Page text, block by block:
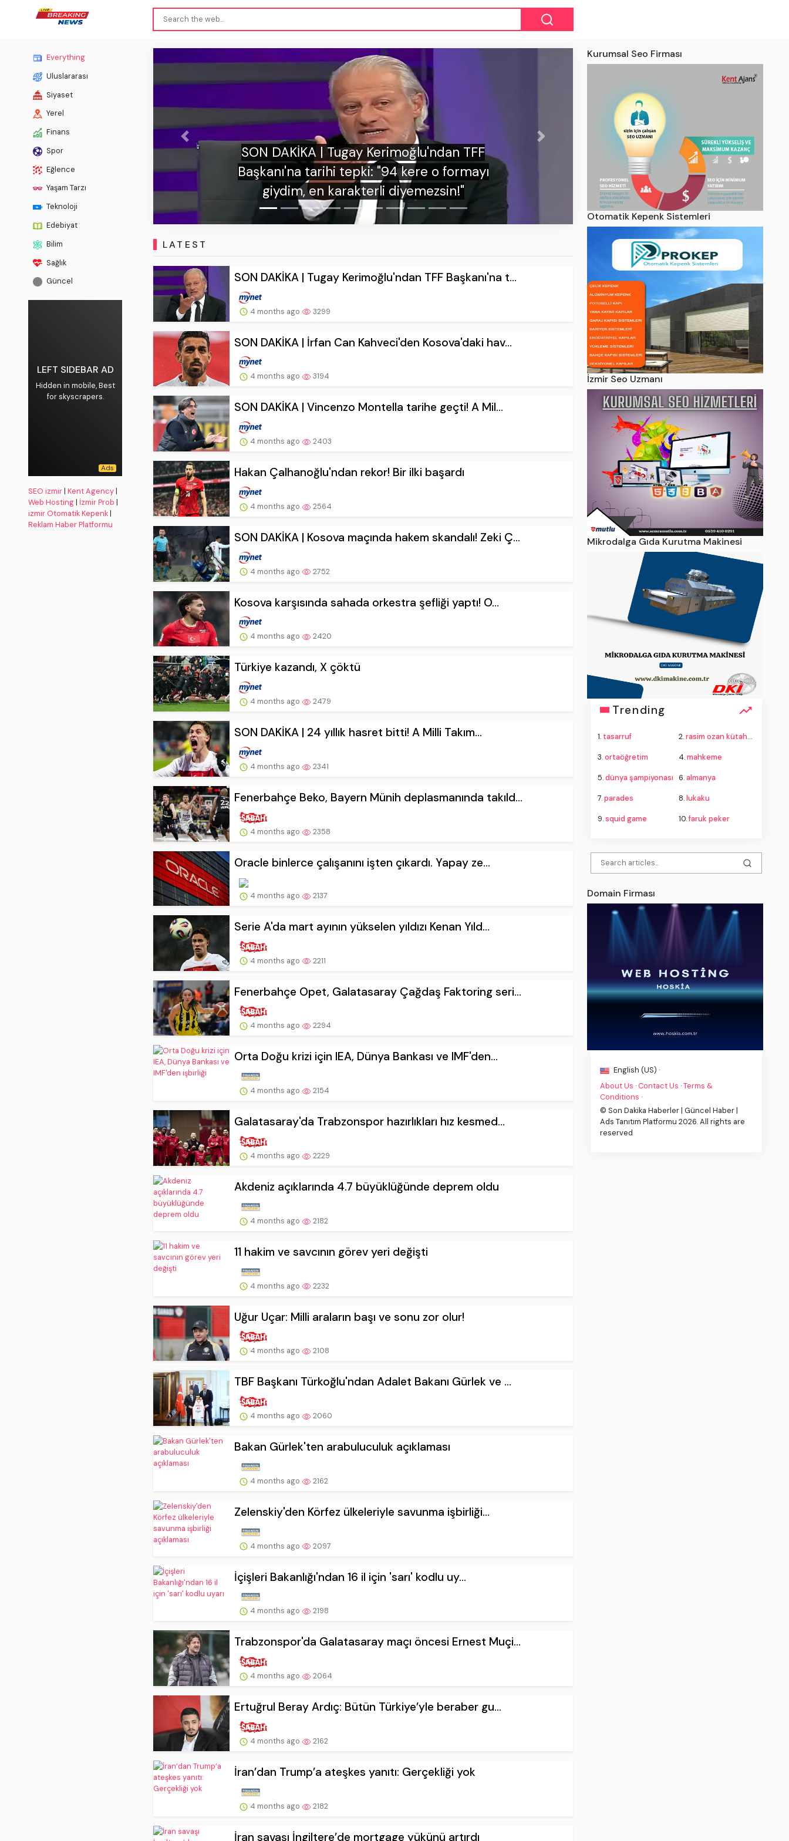
Everything
Uluslararası
Siyaset
Yerel
Finans
Spor
Eğlence
Yaşam Tarzı
Teknoloji
Edebiyat
Bilim
Sağlık
Güncel
LEFT SIDEBAR AD
Hidden in mobile, Best
for skyscrapers.
SEO izmir| Kent Agency|
Web Hosting| İzmir Prob |
izmir Otomatik Kepenk|
Reklam Haber Platformu
TFF
kere o formayı
SON DAKİKA | İrfan Can Kahveci'den Kosova'daki
havai fişekli saldırıya tokat gibi cevap: "Türk
milletini tanıyamadılar!"
Previous Next
LATEST
SON DAKİKA | Tugay Kerimoğlu'ndan TFF Başkanı'na t...
4 months ago 3299
SON DAKİKA | İrfan Can Kahveci'den Kosova'daki hav...
4 months ago 3194
SON DAKİKA | Vincenzo Montella tarihe geçti! A Mil...
4 months ago 2403
Hakan Çalhanoğlu'ndan rekor! Bir ilki başardı
4 months ago 2564
SON DAKİKA | Kosova maçında hakem skandalı! Zeki Ç...
4 months ago 2752
Kosova karşısında sahada orkestra şefliği yaptı! O...
4 months ago 2420
Türkiye kazandı, X çöktü
4 months ago 2479
SON DAKİKA | 24 yıllık hasret bitti! A Milli Takım...
4 months ago 2341
Fenerbahçe Beko, Bayern Münih deplasmanında takıld...
4 months ago 2358
Oracle binlerce çalışanını işten çıkardı. Yapay ze...
4 months ago 2137
Serie A'da mart ayının yükselen yıldızı Kenan Yıld...
4 months ago 2211
Fenerbahçe Opet, Galatasaray Çağdaş Faktoring seri...
4 months ago 2294
Orta Doğu krizi için IEA, Dünya Bankası ve IMF'den...
4 months ago 2154
Galatasaray'da Trabzonspor hazırlıkları hız kesmed...
4 months ago 2229
Akdeniz açıklarında 4.7 büyüklüğünde deprem oldu
4 months ago 2182
11 hakim ve savcının görev yeri değişti
4 months ago 2232
Uğur Uçar: Milli araların başı ve sonu zor olur!
4 months ago 2108
TBF Başkanı Türkoğlu'ndan Adalet Bakanı Gürlek ve ...
4 months ago 2060
Bakan Gürlek'ten arabuluculuk açıklaması
4 months ago 2162
Zelenskiy'den Körfez ülkeleriyle savunma işbirliği...
4 months ago 2097
İçişleri Bakanlığı'ndan 16 il için 'sarı' kodlu uy...
4 months ago 2198
Trabzonspor'da Galatasaray maçı öncesi Ernest Muçi...
4 months ago 2064
Ertuğrul Beray Ardıç: Bütün Türkiye’yle beraber gu...
4 months ago 2162
İran’dan Trump’a ateşkes yanıtı: Gerçekliği yok
4 months ago 2182
İran savaşı İngiltere’de mortgage yükünü artırdı
Kurumsal Seo Firması
Otomatik Kepenk Sistemleri
İzmir Seo Uzmanı
Mikrodalga Gıda Kurutma Makinesi
Trending
1. tasarruf 2.rasim ozan kütahyalı
3.ortaöğretim 4.mahkeme
5.dünya şampiyonası 6.almanya
7.parades 8.lukaku
9.squid game 10.faruk peker
Domain Firması
English (US) ·
About Us · Contact Us ·Terms &
Conditions ·
© Son Dakika Haberler | Güncel Haber |
Ads Tanıtım Platformu 2026. All rights are
reserved